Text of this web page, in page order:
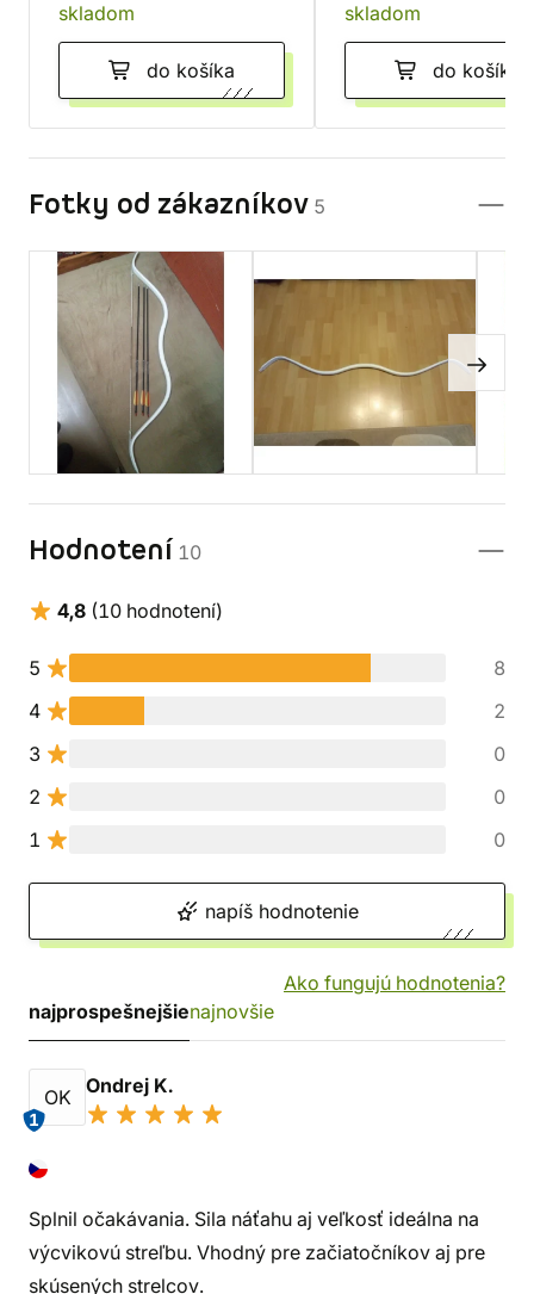
skladom
do košíka
skladom
do košíka
Fotky od zákazníkov 5
Hodnotení 10
4,8 (10 hodnotení)
5
8
4
2
3
0
2
0
1
0
napíš hodnotenie
Ako fungujú hodnotenia?
najprospešnejšienajnovšie
OK
1
Ondrej K.
Splnil očakávania. Sila náťahu aj veľkosť ideálna na
výcvikovú streľbu. Vhodný pre začiatočníkov aj pre
skúsených strelcov.